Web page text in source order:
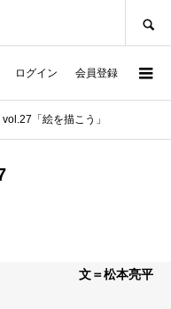
ログイン 会員登録
「絵を描こう」
文＝松本亮平